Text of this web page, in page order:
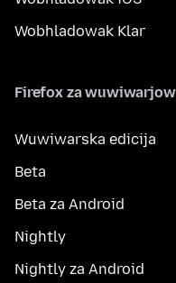
Wobhladowak Klar
Firefox za wuwiwarjow
Wuwiwarska edicija
Beta
Beta za Android
Nightly
Nightly za Android